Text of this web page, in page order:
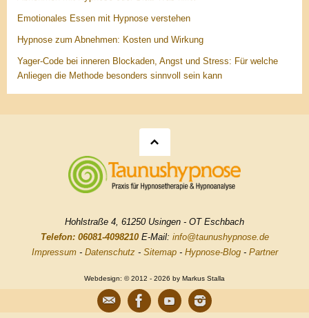
Emotionales Essen mit Hypnose verstehen
Hypnose zum Abnehmen: Kosten und Wirkung
Yager-Code bei inneren Blockaden, Angst und Stress: Für welche
Anliegen die Methode besonders sinnvoll sein kann
Hohlstraße 4, 61250 Usingen - OT Eschbach
Telefon: 06081-4098210E-Mail: info@taunushypnose.de
Impressum- Datenschutz- Sitemap- Hypnose-Blog- Partner
Webdesign: © 2012 - 2026 by Markus Stalla